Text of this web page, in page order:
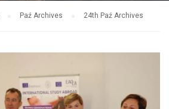
Paź Archives 24th Paź Archives